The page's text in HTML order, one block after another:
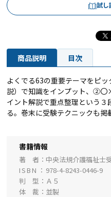
試し
商品説明 目次
よくでる63の重要テーマをピ
説）で知識をインプット、②
イント解説で重点整理という
る。巻末に受験テクニックも掲
書籍情報
著 者
中央法規介護福祉士
ISBN
978-4-8243-0446-9
判 型
Ａ５
体 裁
並製